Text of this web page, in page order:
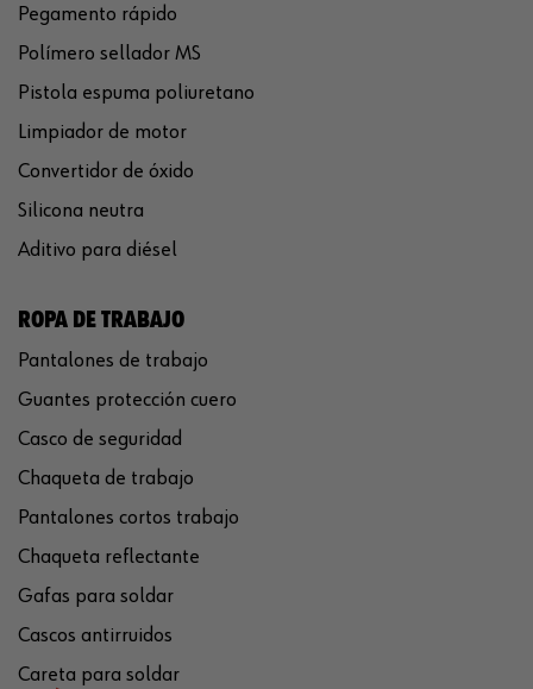
Pegamento rápido
Polímero sellador MS
Pistola espuma poliuretano
Limpiador de motor
Convertidor de óxido
Silicona neutra
Aditivo para diésel
ROPA DE TRABAJO
Pantalones de trabajo
Guantes protección cuero
Casco de seguridad
Chaqueta de trabajo
Pantalones cortos trabajo
Chaqueta reflectante
Gafas para soldar
Cascos antirruidos
Careta para soldar